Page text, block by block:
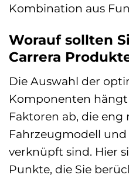
Kombination aus
Worauf sollten
Carrera
Die Auswahl der
Komponenten
Faktoren ab, die
Fahrzeugmodell
verknüpft sind. Hier
Punkte, die Sie